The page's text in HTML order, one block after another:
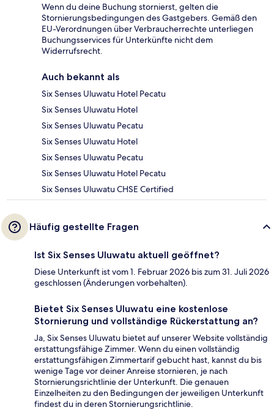
Wenn du deine Buchung stornierst, gelten die
Stornierungsbedingungen des Gastgebers. Gemäß den
EU-Verordnungen über Verbraucherrechte unterliegen
Buchungsservices für Unterkünfte nicht dem
Widerrufsrecht.
Auch bekannt als
Six Senses Uluwatu Hotel Pecatu
Six Senses Uluwatu Hotel
Six Senses Uluwatu Pecatu
Six Senses Uluwatu Hotel
Six Senses Uluwatu Pecatu
Six Senses Uluwatu Hotel Pecatu
Six Senses Uluwatu CHSE Certified
Häufig gestellte Fragen
Ist Six Senses Uluwatu aktuell geöffnet?
Diese Unterkunft ist vom 1. Februar 2026 bis zum 31. Juli 2026
geschlossen (Änderungen vorbehalten).
Bietet Six Senses Uluwatu eine kostenlose
Stornierung und vollständige Rückerstattung an?
Ja, Six Senses Uluwatu bietet auf unserer Website vollständig
erstattungsfähige Zimmer. Wenn du einen vollständig
erstattungsfähigen Zimmertarif gebucht hast, kannst du bis
wenige Tage vor deiner Anreise stornieren, je nach
Stornierungsrichtlinie der Unterkunft. Die genauen
Einzelheiten zu den Bedingungen der jeweiligen Unterkunft
findest du in deren Stornierungsrichtlinie.